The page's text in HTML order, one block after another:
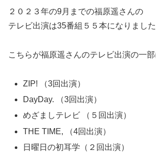
２０２３年の9月までの福原遥さんの
テレビ出演は35番組５５本になりました
こちらが福原遥さんのテレビ出演の一部
ZIP! （3回出演）
DayDay. （3回出演）
めざましテレビ （５回出演）
THE TIME, （4回出演）
日曜日の初耳学（２回出演）